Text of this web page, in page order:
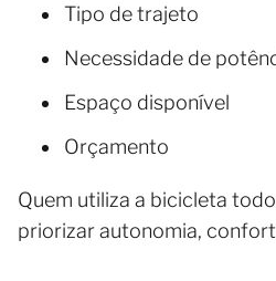
Tipo de trajeto
Necessidade de
Espaço disponível
Orçamento
Quem utiliza a bicicleta
priorizar autonomia,